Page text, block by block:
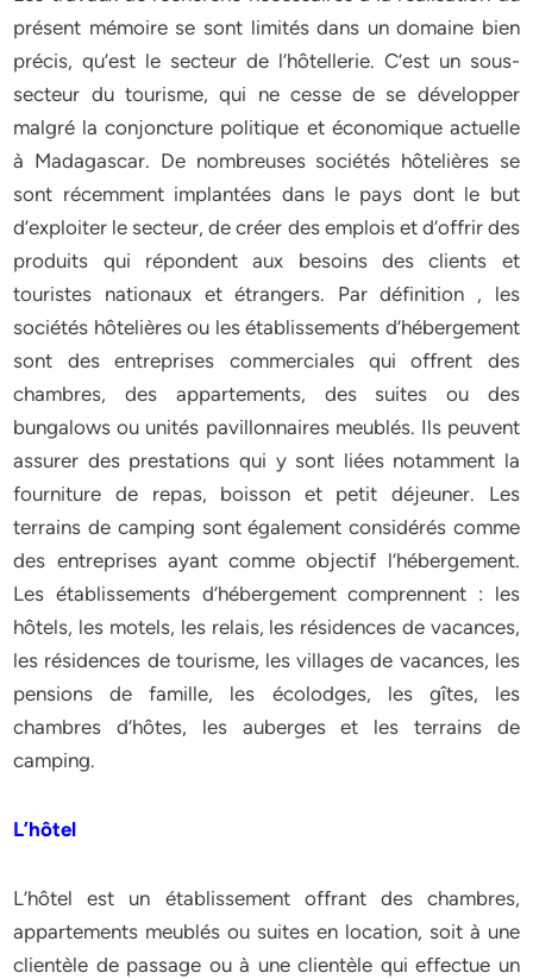
présent mémoire se sont limités dans un domaine bien
précis, qu’est le secteur de l’hôtellerie. C’est un sous-
secteur du tourisme, qui ne cesse de se développer
malgré la conjoncture politique et économique actuelle
à Madagascar. De nombreuses sociétés hôtelières se
sont récemment implantées dans le pays dont le but
d’exploiter le secteur, de créer des emplois et d’offrir des
produits qui répondent aux besoins des clients et
touristes nationaux et étrangers. Par définition , les
sociétés hôtelières ou les établissements d’hébergement
sont des entreprises commerciales qui offrent des
chambres, des appartements, des suites ou des
bungalows ou unités pavillonnaires meublés. Ils peuvent
assurer des prestations qui y sont liées notamment la
fourniture de repas, boisson et petit déjeuner. Les
terrains de camping sont également considérés comme
des entreprises ayant comme objectif l’hébergement.
Les établissements d’hébergement comprennent : les
hôtels, les motels, les relais, les résidences de vacances,
les résidences de tourisme, les villages de vacances, les
pensions de famille, les écolodges, les gîtes, les
chambres d’hôtes, les auberges et les terrains de
camping.
L’hôtel
L’hôtel est un établissement offrant des chambres,
appartements meublés ou suites en location, soit à une
clientèle de passage ou à une clientèle qui effectue un